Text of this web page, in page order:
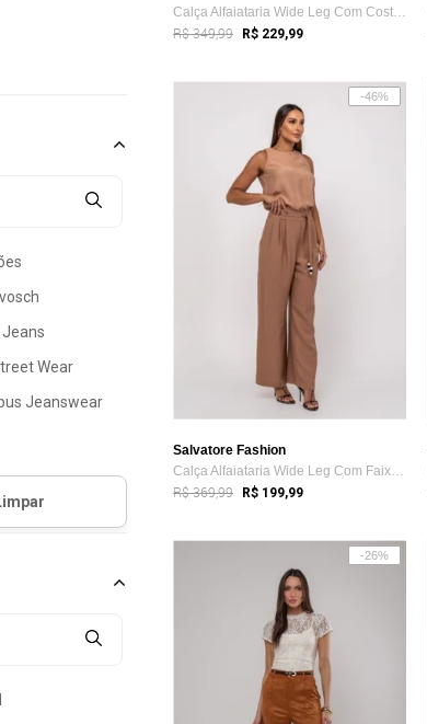
Wear
Jeanswear
Calça Alfaiataria Wide Leg Com Costura C...
R$ 349,99 R$ 229,99
-46%
Salvatore Fashion
Calça Alfaiataria Wide Leg Com Faixa Sal...
R$ 369,99 R$ 199,99
-26%